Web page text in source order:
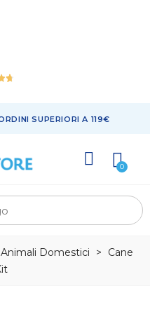
SUPERIORI A 119€
Animali Domestici >
Cane